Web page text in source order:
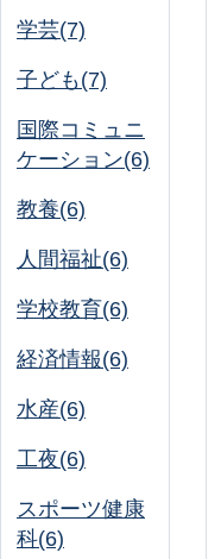
学芸(7)
子ども(7)
国際コミュニ
ケーション(6)
教養(6)
人間福祉(6)
学校教育(6)
経済情報(6)
水産(6)
工夜(6)
スポーツ健康
科(6)